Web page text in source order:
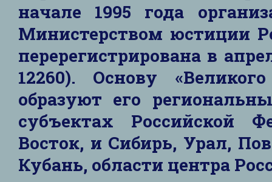
начале 1995 года
Министерством юстиции
перерегистрирована в
12260). Основу
образуют его
субъектах Российской
Восток, и Сибирь, Урал,
Кубань, области центра